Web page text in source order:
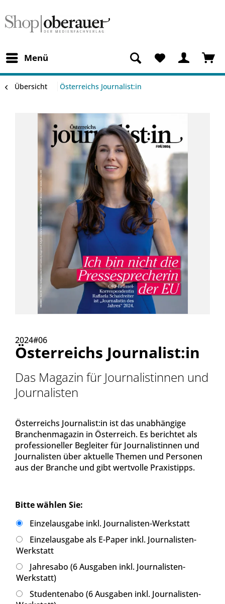
Menü
Übersicht Österreichs Journalist:in
2024#06
Österreichs Journalist:in
Das Magazin für Journalistinnen und
Journalisten
Österreichs Journalist:in ist das unabhängige
Branchenmagazin in Österreich. Es berichtet als
professioneller Begleiter für Journalistinnen und
Journalisten über aktuelle Themen und Personen
aus der Branche und gibt wertvolle Praxistipps.
Bitte wählen Sie:
Einzelausgabe inkl. Journalisten-Werkstatt
Einzelausgabe als E-Paper inkl. Journalisten-
Werkstatt
Jahresabo (6 Ausgaben inkl. Journalisten-
Werkstatt)
Studentenabo (6 Ausgaben inkl. Journalisten-